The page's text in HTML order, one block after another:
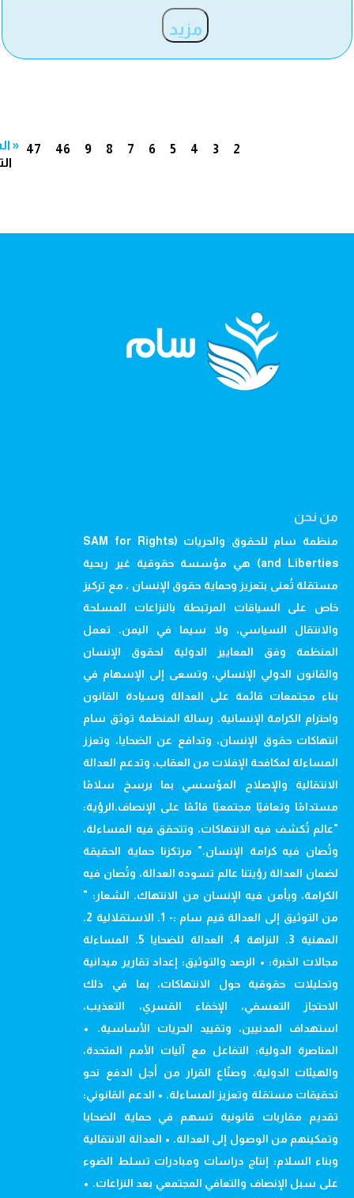
مزيد
« 2
3
4
5
6
7
8
9
46
47
من نحن
منظمة سام للحقوق والحريات (SAM for Rights
and Liberties) هي مؤسسة حقوقية غير ربحية
مستقلة تُعنى بتعزيز وحماية حقوق الإنسان ، مع تركيز
خاص على السياقات المرتبطة بالنزاعات المسلحة
والانتقال السياسي، ولا سيما في اليمن. تعمل
المنظمة وفق المعايير الدولية لحقوق الإنسان
والقانون الدولي الإنساني، وتسعى إلى الإسهام في
بناء مجتمعات قائمة على العدالة وسيادة القانون
واحترام الكرامة الإنسانية. رسالة المنظمة توثق سام
انتهاكات حقوق الإنسان، وتدافع عن الضحايا، وتعزز
المساءلة لمكافحة الإفلات من العقاب، وتدعم العدالة
الانتقالية والإصلاح المؤسسي بما يرسخ سلامًا
مستدامًا وتعافيًا مجتمعيًا قائمًا على الإنصاف.الرؤية:
"عالم تُكشف فيه الانتهاكات، وتتحقق فيه المساءلة،
وتُصان فيه كرامة الإنسان." مرتكزنا حماية الحقيقة
لضمان العدالة رؤيتنا عالم تسوده العدالة، وتُصان فيه
الكرامة، ويأمن فيه الإنسان من الانتهاك. الشعار: "
من التوثيق إلى العدالة قيم سام :- 1. الاستقلالية 2.
المهنية 3. النزاهة 4. العدالة للضحايا 5. المساءلة
مجالات الخبرة: • الرصد والتوثيق: إعداد تقارير ميدانية
وتحليلات حقوقية حول الانتهاكات، بما في ذلك
الاحتجاز التعسفي، الإخفاء القسري، التعذيب،
استهداف المدنيين، وتقييد الحريات الأساسية. •
المناصرة الدولية: التفاعل مع آليات الأمم المتحدة،
والهيئات الدولية، وصنّاع القرار من أجل الدفع نحو
تحقيقات مستقلة وتعزيز المساءلة. • الدعم القانوني:
تقديم مقاربات قانونية تسهم في حماية الضحايا
وتمكينهم من الوصول إلى العدالة. • العدالة الانتقالية
وبناء السلام: إنتاج دراسات ومبادرات تسلط الضوء
على سبل الإنصاف والتعافي المجتمعي بعد النزاعات. •